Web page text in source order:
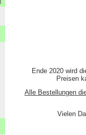
Ende 2020 wird
Preisen
Alle Bestellungen
Vielen